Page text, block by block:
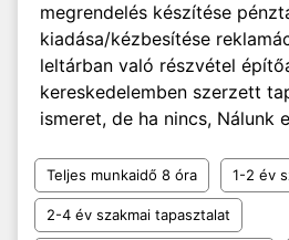
megrendelés készítése
kiadása/kézbesítése
leltárban való részvétel
kereskedelemben szerzett
ismeret, de ha nincs, Nálunk
Teljes munkaidő 8 óra 1-2 év
2-4 év szakmai tapasztalat